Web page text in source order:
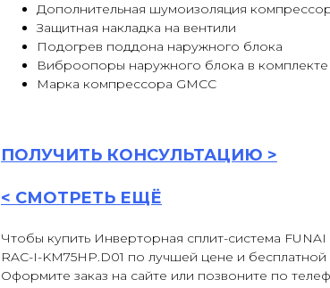
Дополнительная шумоизоляция
Защитная накладка на вентили
Подогрев поддона наружного блока
Виброопоры наружного блока в комплекте
Марка компрессора GMCC
ПОЛУЧИТЬ КОНСУЛЬТАЦИЮ >
< СМОТРЕТЬ ЕЩЁ
Чтобы купить Инверторная сплит-система
RAC-I-KM75HP.D01 по лучшей цене и
Оформите заказ на сайте или позвоните по